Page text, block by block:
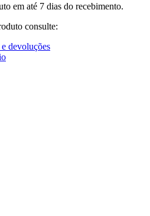
em até 7 dias do recebimento.
consulte:
devoluções